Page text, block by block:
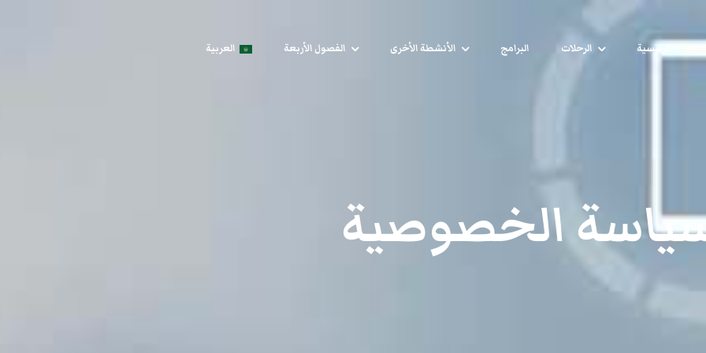
الرئيسية الرحلات البرامج الأنشطة الأخرى الفصول الأربعة العربية
الخصوصية